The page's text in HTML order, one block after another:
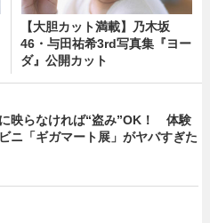
【大胆カット満載】乃木坂
46・与田祐希3rd写真集『ヨー
ダ』公開カット
映らなければ“盗み”OK！ 体験
ニ「ギガマート展」がヤバすぎた